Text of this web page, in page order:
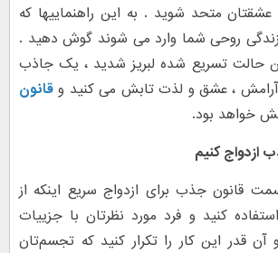
متحد شوید . به این راهنماییها که
روحی شما وارد می شوند گوش دهید .
حالت تسریع شده لبریز شدید ، یک جاذب
، عشق و لذت تابش می کنید و قانون
خواهد بود.
ازدواج کنیم
قانون جذب برای ازدواج سریع اینکه از
کنید و فرد مورد نظرتان با جزییات
قدر این کار را تکرار کنید که تجسم‌تان